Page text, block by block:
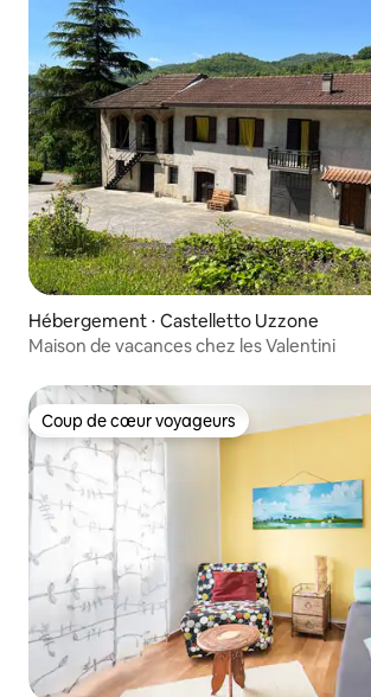
Hébergement ⋅ Castelletto Uzzone
Maison de vacances chez les Valentini
Coup de cœur voyageurs
Coup de cœur voyageurs